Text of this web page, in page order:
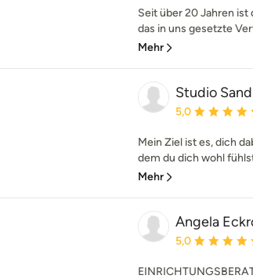
Seit über 20 Jahren ist
das in uns gesetzte
Mehr
Studio
5,0
Mein Ziel ist es, dich
dem du dich wohl
Mehr
Angela
5,0